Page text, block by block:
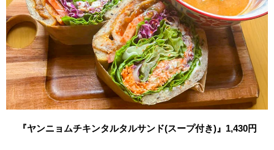
『ヤンニョムチキンタルタルサンド(スープ付き)』1,430円